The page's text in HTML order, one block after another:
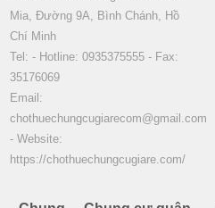
Mia, Đường 9A, Bình Chánh, Hồ
Chí Minh
Tel: - Hotline: 0935375555 - Fax:
35176069
Email:
chothuechungcugiarecom@gmail.com
- Website:
https://chothuechungcugiare.com/